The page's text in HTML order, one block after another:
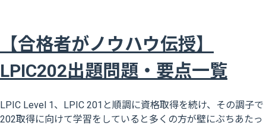
【合格者がノウハウ伝授】
LPIC202出題問題・要点一覧
LPIC Level 1、LPIC 201と順調に資格取得を続け、その調子で
202取得に向けて学習をしていると多くの方が壁にぶちあたっ